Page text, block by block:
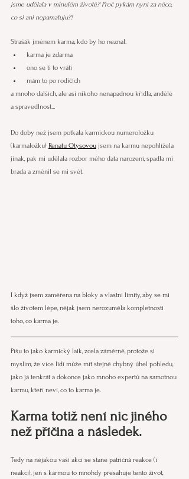
jsme udělala v minulém životě? Proč pykám nyní za něco,
co si ani nepamatuju?!
Strašák jménem karma, kdo by ho neznal.
karma je zdarma
ono se ti to vrátí
mám to po rodičích
a mnoho dalších, ale asi nikoho nenapadnou křídla, andělé
a spravedlnost...
Do doby než jsem potkala karmickou numeroložku
(karmaložku) Renatu Otysovou jsem na karmu nepohlížela
jinak, pak mi udělala rozbor mého data narození, spadla mi
brada a změnil se mi svět.
I když jsem zaměřena na bloky a vlastní limity, aby se mi
šlo životem lépe, nějak jsem nerozuměla kompletnosti
toho, co karma je.
Píšu to jako karmický laik, zcela záměrně, protože si
myslím, že více lidí může mít stejně chybný úhel pohledu,
jako já tenkrát a dokonce jako mnoho expertů na samotnou
karmu, kteří neví, co to karma je.
Karma totiž není nic jiného
než příčina a následek.
Tedy na nějakou vaší akci se stane patřičná reakce (i
neakci), jen s karmou to mnohdy přesahuje tento život,